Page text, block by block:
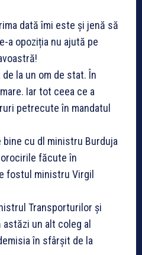
dată îmi este și jenă să
a opoziția nu ajută pe
la un om de stat. În
Iar tot ceea ce a
petrecute în mandatul
cu dl ministru Burduja
făcute în
fostul ministru Virgil
Transporturilor și
un alt coleg al
în sfârșit de la